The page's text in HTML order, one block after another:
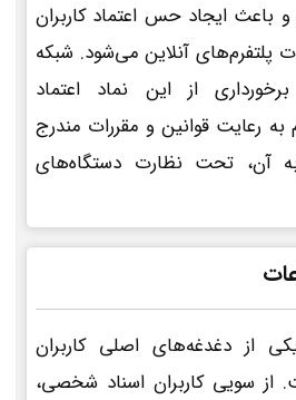
باعث ایجاد حس اعتماد کاربران
پلتفرم‌های آنلاین می‌شود. شبکه
از این نماد اعتماد
به رعایت قوانین و مقررات مندرج
آن، تحت نظارت دستگاه‌های
از دغدغه‌های اصلی کاربران
از سویی کاربران اسناد شخصی،